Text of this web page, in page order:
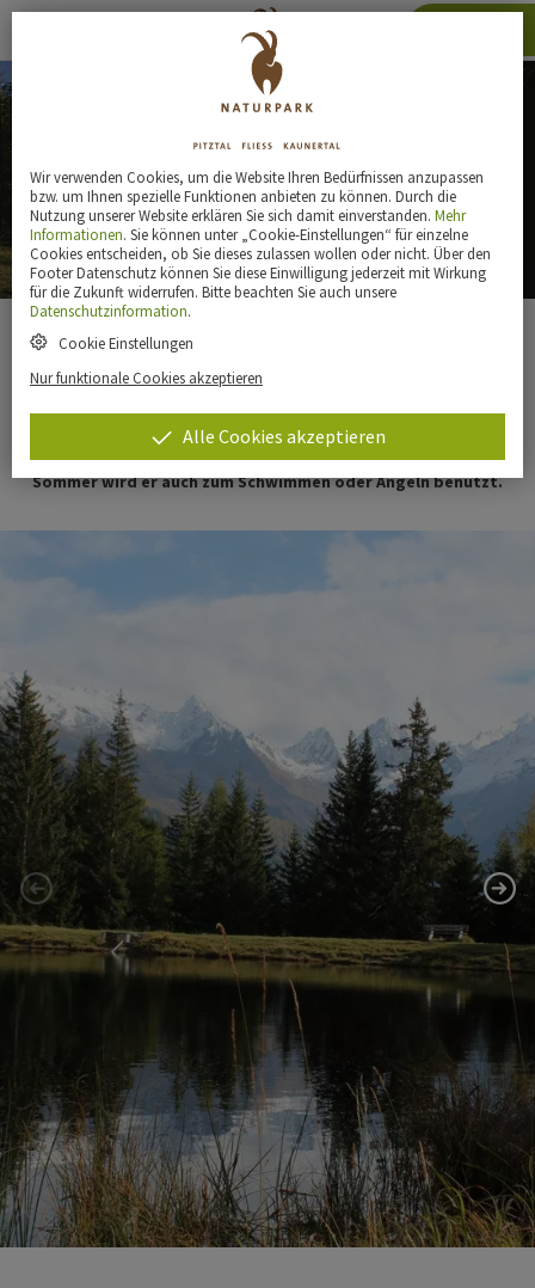
Schnadiger Weiher
Rund ums Haus
Der Bewässerungsteich liegt direkt am Fuße der Hohen
Aifnerspitze und ist von einem kleinen Waldstück umgeben. Im
Sommer wird er auch zum Schwimmen oder Angeln benutzt.
Wir verwenden Cookies, um die Website Ihren Bedürfnissen anzupassen
bzw. um Ihnen spezielle Funktionen anbieten zu können. Durch die
Nutzung unserer Website erklären Sie sich damit einverstanden. Mehr
Informationen. Sie können unter „Cookie-Einstellungen“ für einzelne
Cookies entscheiden, ob Sie dieses zulassen wollen oder nicht. Über den
Footer Datenschutz können Sie diese Einwilligung jederzeit mit Wirkung
für die Zukunft widerrufen. Bitte beachten Sie auch unsere
Datenschutzinformation.
Cookie Einstellungen
Nur funktionale Cookies akzeptieren
Alle Cookies akzeptieren